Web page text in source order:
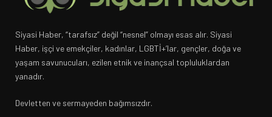
Siyasi Haber, “tarafsız” değil “nesnel” olmayı esas alır. Siyasi
Haber, işçi ve emekçiler, kadınlar, LGBTİ+’lar, gençler, doğa ve
yaşam savunucuları, ezilen etnik ve inançsal topluluklardan
yanadır.
Devletten ve sermayeden bağımsızdır.